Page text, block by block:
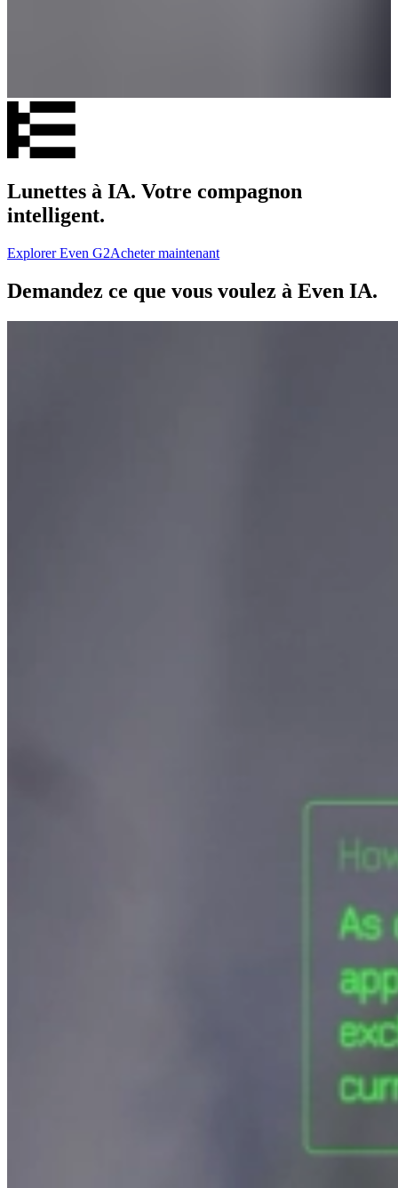
Lunettes à IA. Votre compagnon
intelligent.
Explorer Even G2Acheter maintenant
Demandez ce que vous voulez à Even IA.